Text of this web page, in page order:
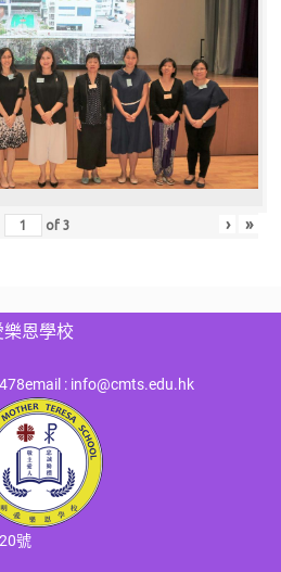
of3 › »
樂恩學校
email : info@cmts.edu.hk
號